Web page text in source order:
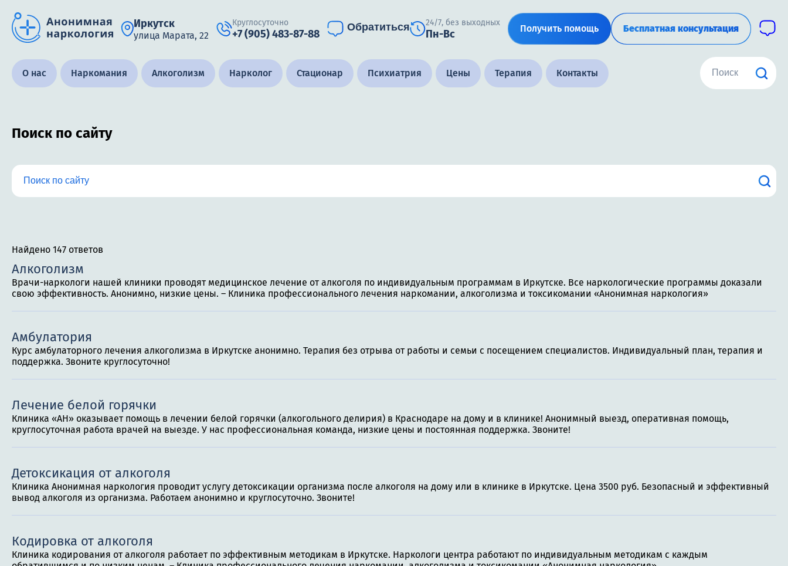
Иркутск
улица Марата, 22
Круглосуточно
+7 (905) 483-87-88
Обратиться 24/7, без выходных
Пн-Вс Получить помощь Бесплатная консультация
Получить помощь специалиста
Круглосуточно, анонимно
О нас Наркомания Алкоголизм Нарколог Стационар Психиатрия Цены Терапия Контакты
Поиск по сайту
Найдено 147 ответов
Алкоголизм
Врачи-наркологи нашей клиники проводят медицинское лечение от алкоголя по индивидуальным программам в Иркутске. Все наркологические программы доказали
свою эффективность. Анонимно, низкие цены. – Клиника профессионального лечения наркомании, алкоголизма и токсикомании «Анонимная наркология»
Амбулатория
Курс амбулаторного лечения алкоголизма в Иркутске анонимно. Терапия без отрыва от работы и семьи с посещением специалистов. Индивидуальный план, терапия и
поддержка. Звоните круглосуточно!
Лечение белой горячки
Клиника «АН» оказывает помощь в лечении белой горячки (алкогольного делирия) в Краснодаре на дому и в клинике! Анонимный выезд, оперативная помощь,
круглосуточная работа врачей на выезде. У нас профессиональная команда, низкие цены и постоянная поддержка. Звоните!
Детоксикация от алкоголя
Клиника Анонимная наркология проводит услугу детоксикации организма после алкоголя на дому или в клинике в Иркутске. Цена 3500 руб. Безопасный и эффективный
вывод алкоголя из организма. Работаем анонимно и круглосуточно. Звоните!
Кодировка от алкоголя
Клиника кодирования от алкоголя работает по эффективным методикам в Иркутске. Наркологи центра работают по индивидуальным методикам с каждым